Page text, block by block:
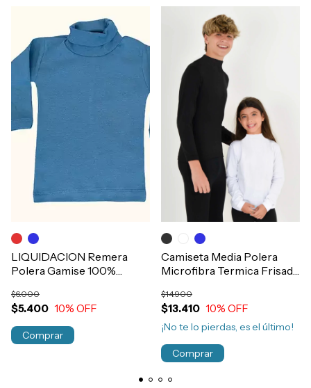
LIQUIDACION Remera
Polera Gamise 100%
$5.400
$6.000
10% OFF
Comprar
Camiseta Media Polera
Microfibra Termica Frisada
$13.410
$14.900
10% OFF
¡No te lo pierdas, es el último!
Comprar